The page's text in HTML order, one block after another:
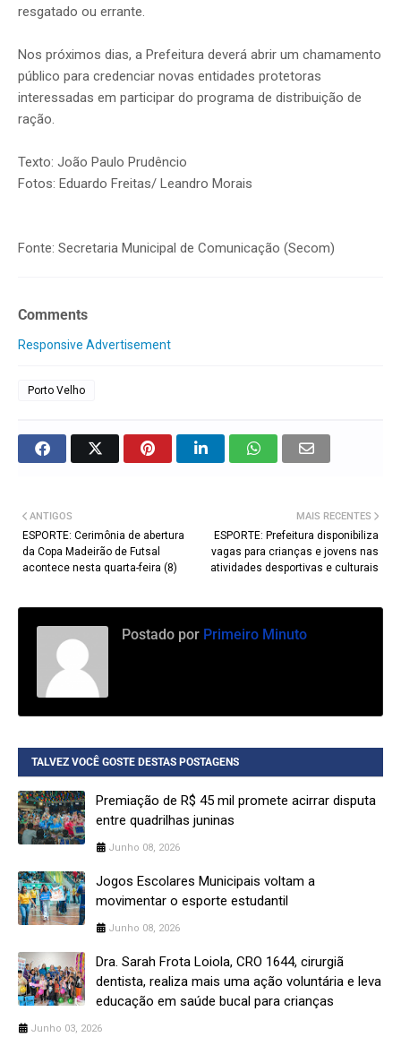
resgatado ou errante.
Nos próximos dias, a Prefeitura deverá abrir um chamamento
público para credenciar novas entidades protetoras
interessadas em participar do programa de distribuição de
ração.
Texto: João Paulo Prudêncio
Fotos: Eduardo Freitas/ Leandro Morais
Fonte: Secretaria Municipal de Comunicação (Secom)
Comments
Responsive Advertisement
Porto Velho
MAIS RECENTES
ESPORTE: Prefeitura disponibiliza
vagas para crianças e jovens nas
atividades desportivas e culturais
ANTIGOS
ESPORTE: Cerimônia de abertura
da Copa Madeirão de Futsal
acontece nesta quarta-feira (8)
Postado por Primeiro Minuto
TALVEZ VOCÊ GOSTE DESTAS POSTAGENS
Premiação de R$ 45 mil promete acirrar disputa
entre quadrilhas juninas
Junho 08, 2026
Jogos Escolares Municipais voltam a
movimentar o esporte estudantil
Junho 08, 2026
Dra. Sarah Frota Loiola, CRO 1644, cirurgiã
dentista, realiza mais uma ação voluntária e leva
educação em saúde bucal para crianças
Junho 03, 2026